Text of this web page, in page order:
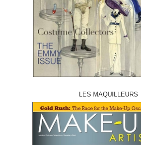
LES MAQUILLEURS